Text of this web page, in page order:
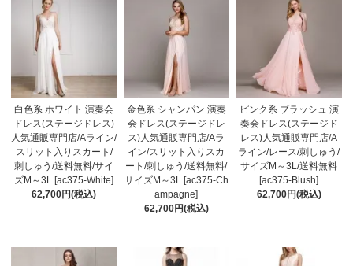
白色系 ホワイト 演奏会
ドレス(ステージドレス)
人気通販専門店/Aライン/
スリット入りスカート/
刺しゅう/送料無料/サイ
ズM～3L [ac375-White]
62,700円(税込)
金色系 シャンパン 演奏
会ドレス(ステージドレ
ス)人気通販専門店/Aラ
イン/スリット入りスカ
ート/刺しゅう/送料無料/
サイズM～3L [ac375-Ch
ampagne]
62,700円(税込)
ピンク系 ブラッシュ 演
奏会ドレス(ステージド
レス)人気通販専門店/A
ライン/レース/刺しゅう/
サイズM～3L/送料無料
[ac375-Blush]
62,700円(税込)